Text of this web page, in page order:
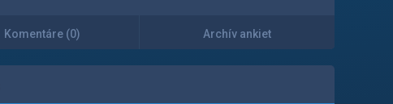
Komentáre (0) Archív ankiet